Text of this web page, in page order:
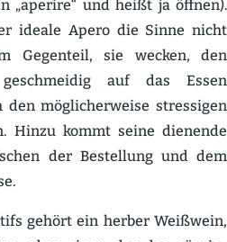
„aperire“ und heißt ja öffnen).
ideale Apero die Sinne nicht
Gegenteil, sie wecken, den
auf das Essen
mögli­cher­weise stres­sigen
Hinzu kommt seine dienende
der Bestellung und dem
gehört ein herber Weißwein,